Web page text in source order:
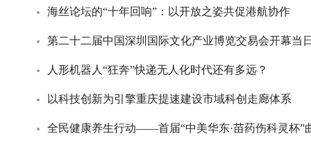
海丝论坛的“十年回响”：以开放之姿共促港航协作
第二十二届中国深圳国际文化产业博览交易会开幕当
人形机器人“狂奔”快递无人化时代还有多远？
以科技创新为引擎重庆提速建设市域科创走廊体系
全民健康养生行动——首届“中美华东·苗药伤科灵杯”